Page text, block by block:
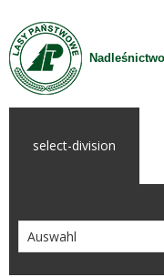
Zum Inhalt wechseln
select-division